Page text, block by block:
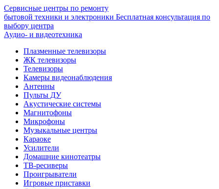
Сервисные центры по ремонту
бытовой техники и электроники Бесплатная консультация по
выбору центра
Аудио- и видеотехника
Плазменные телевизоры
ЖК телевизоры
Телевизоры
Камеры видеонаблюдения
Антенны
Пульты ДУ
Акустические системы
Магнитофоны
Микрофоны
Музыкальные центры
Караоке
Усилители
Домашние кинотеатры
ТВ-ресиверы
Проигрыватели
Игровые приставки